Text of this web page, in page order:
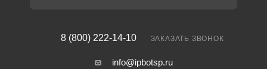
8 (800) 222-14-10 ЗАКАЗАТЬ ЗВОНОК
info@ipbotsp.ru